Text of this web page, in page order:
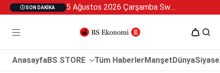
SON DAKIKA 5 Ağustos 2026 Çarşamba Swan Özel 2
AnasayfaBS STORE Tüm HaberlerManşetDünya